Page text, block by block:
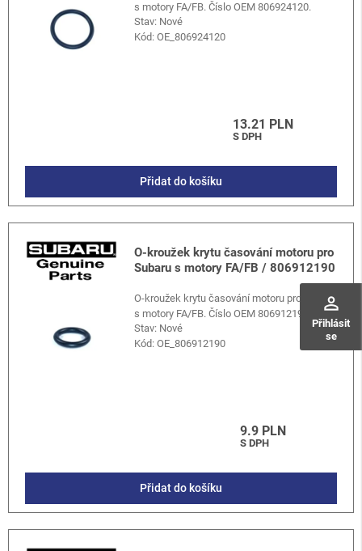
perm_identity
Přihlásit
se
s motory FA/FB. Číslo OEM 806924120.
Stav: Nové
Kód:OE_806924120
13.21 PLN
S DPH
Přidat do košíku
O-kroužek krytu časování motoru pro
Subaru s motory FA/FB / 806912190
O-kroužek krytu časování motoru pro Subaru
s motory FA/FB. Číslo OEM 806912190.
Stav: Nové
Kód:OE_806912190
9.9 PLN
S DPH
Přidat do košíku